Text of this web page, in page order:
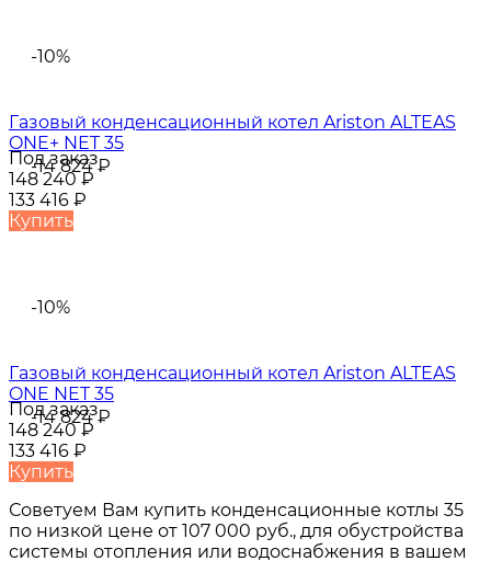
-10%
-14 824₽
Газовый конденсационный котел Ariston ALTEAS
ONE+ NET 35
Под заказ
148 240₽
133 416 ₽
Купить
-10%
-14 824₽
Газовый конденсационный котел Ariston ALTEAS
ONE NET 35
Под заказ
148 240₽
133 416 ₽
Купить
Советуем Вам купить конденсационные котлы 35
по низкой цене от 107 000 руб., для обустройства
системы отопления или водоснабжения в вашем